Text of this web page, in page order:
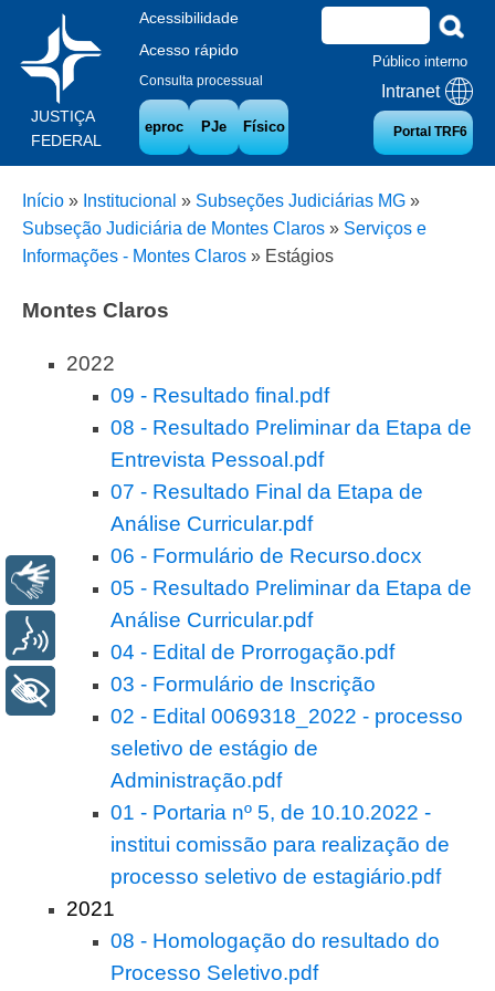
JUSTIÇA
FEDERAL
Acessibilidade
Acesso rápido
Consulta processual
eproc PJe Físico
Público interno
Intranet
Portal TRF6
Início » Institucional » Subseções Judiciárias MG »
Subseção Judiciária de Montes Claros » Serviços e
Informações - Montes Claros » Estágios
Montes Claros
2022
09 - Resultado final.pdf
08 - Resultado Preliminar da Etapa de
Entrevista Pessoal.pdf
07 - Resultado Final da Etapa de
Análise Curricular.pdf
06 - Formulário de Recurso.docx
05 - Resultado Preliminar da Etapa de
Análise Curricular.pdf
04 - Edital de Prorrogação.pdf
03 - Formulário de Inscrição
02 - Edital 0069318_2022 - processo
seletivo de estágio de
Administração.pdf
01 - Portaria nº 5, de 10.10.2022 -
institui comissão para realização de
processo seletivo de estagiário.pdf
2021
08 - Homologação do resultado do
Processo Seletivo.pdf
Libras
+ Acessibilidade